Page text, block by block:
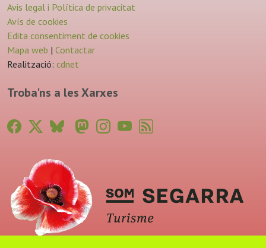
Avis legal i Política de privacitat
Avís de cookies
Edita consentiment de cookies
Mapa web | Contactar
Realització: cdnet
Troba'ns a les Xarxes